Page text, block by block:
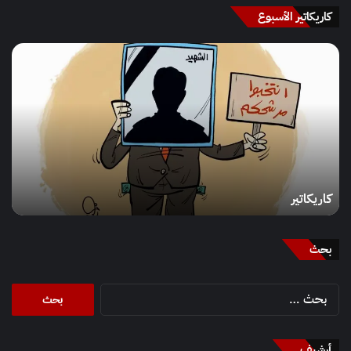
کاريکاتير الأسبوع
كاريكاتير
كاريكاتير
بحث
أرشيف